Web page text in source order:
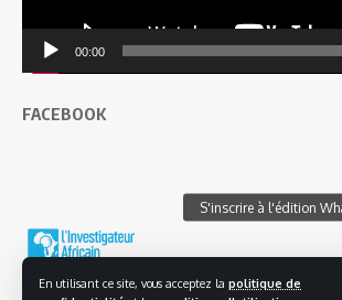
En utilisant ce site, vous acceptez la politique de
00:00
FACEBOOK